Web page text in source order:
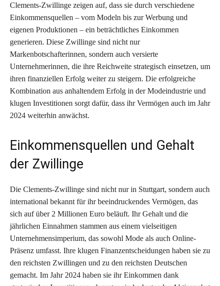
Clements-Zwillinge zeigen auf, dass sie durch verschiedene
Einkommensquellen – vom Modeln bis zur Werbung und
eigenen Produktionen – ein beträchtliches Einkommen
generieren. Diese Zwillinge sind nicht nur
Markenbotschafterinnen, sondern auch versierte
Unternehmerinnen, die ihre Reichweite strategisch einsetzen, um
ihren finanziellen Erfolg weiter zu steigern. Die erfolgreiche
Kombination aus anhaltendem Erfolg in der Modeindustrie und
klugen Investitionen sorgt dafür, dass ihr Vermögen auch im Jahr
2024 weiterhin anwächst.
Einkommensquellen und Gehalt
der Zwillinge
Die Clements-Zwillinge sind nicht nur in Stuttgart, sondern auch
international bekannt für ihr beeindruckendes Vermögen, das
sich auf über 2 Millionen Euro beläuft. Ihr Gehalt und die
jährlichen Einnahmen stammen aus einem vielseitigen
Unternehmensimperium, das sowohl Mode als auch Online-
Präsenz umfasst. Ihre klugen Finanzentscheidungen haben sie zu
den reichsten Zwillingen und zu den reichsten Deutschen
gemacht. Im Jahr 2024 haben sie ihr Einkommen dank